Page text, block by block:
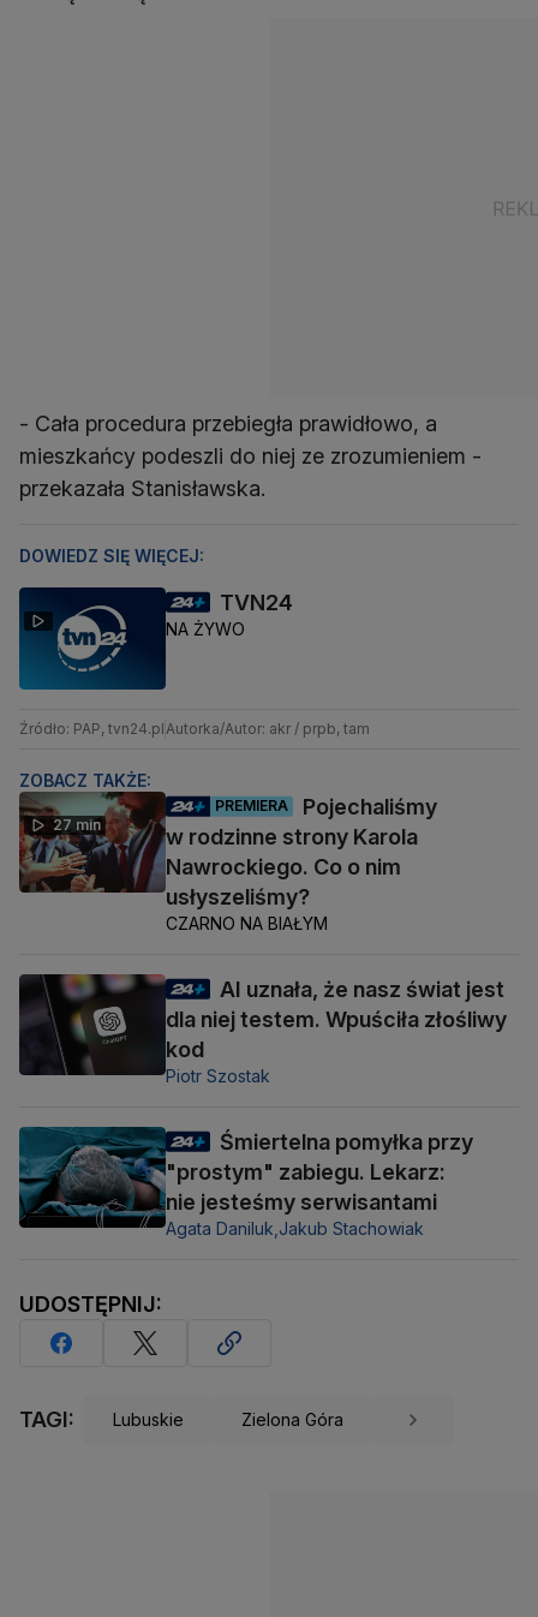
- Cała procedura przebiegła prawidłowo, a
mieszkańcy podeszli do niej ze zrozumieniem -
przekazała Stanisławska.
DOWIEDZ SIĘ WIĘCEJ:
TVN24
NA ŻYWO
Źródło: PAP, tvn24.pl Autorka/Autor: akr / prpb, tam
ZOBACZ TAKŻE:
27 min
PREMIERA
Pojechaliśmy
w rodzinne strony Karola
Nawrockiego. Co o nim
usłyszeliśmy?
CZARNO NA BIAŁYM
AI uznała, że nasz świat jest
dla niej testem. Wpuściła złośliwy
kod
Piotr Szostak
Śmiertelna pomyłka przy
"prostym" zabiegu. Lekarz:
nie jesteśmy serwisantami
Agata Daniluk, Jakub Stachowiak
UDOSTĘPNIJ:
TAGI: Lubuskie Zielona Góra